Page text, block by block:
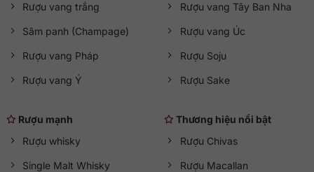
Rượu vang trắng
Sâm panh (Champage)
Rượu vang Pháp
Rượu vang Ý
Rượu vang Tây Ban Nha
Rượu vang Úc
Rượu Soju
Rượu Sake
Rượu mạnh
Rượu whisky
Single Malt Whisky
Thương hiệu nổi bật
Rượu Chivas
Rượu Macallan